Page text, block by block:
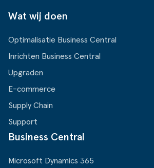
Wat wij doen
Optimalisatie Business Central
Inrichten Business Central
Upgraden
E-commerce
Supply Chain
Support
Business Central
Microsoft Dynamics 365